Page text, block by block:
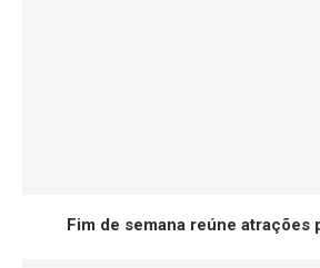
Fim de semana reúne atrações